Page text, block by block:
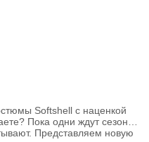
Softshell с наценкой
Пока одни ждут сезон…
Представляем новую